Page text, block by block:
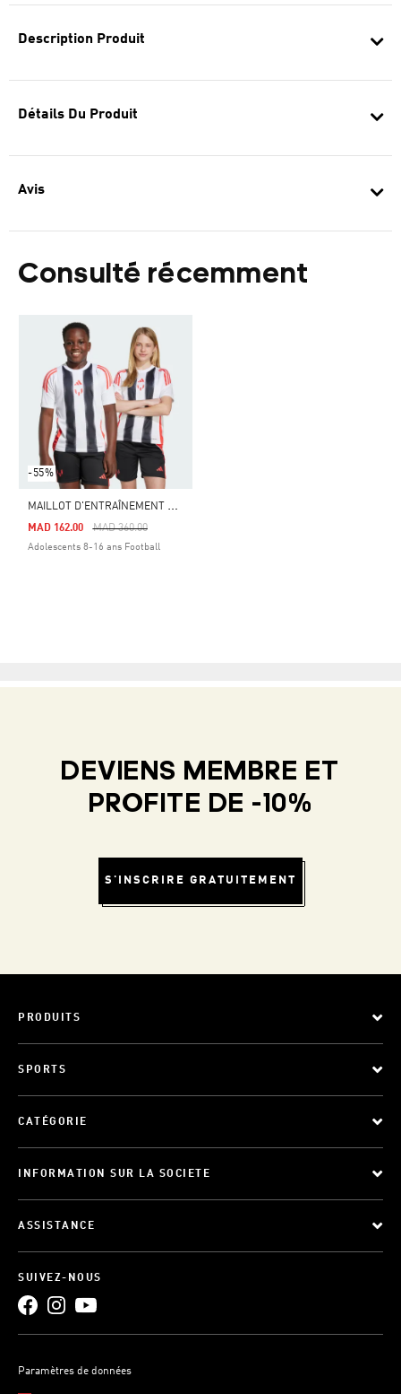
Description Produit
Détails Du Produit
Avis
Consulté récemment
-55%
M
AILLOT D'ENTRAÎNEMENT MESSI ENFANTS
Price Reduced From
MAD 360.00To
MAD 162.00
Adolescents 8-16 ans Football
DEVIENS MEMBRE ET
PROFITE DE -10%
S'INSCRIRE GRATUITEMENT
PRODUITS
SPORTS
CATÉGORIE
INFORMATION SUR LA SOCIETE
ASSISTANCE
SUIVEZ-NOUS
Paramètres de données